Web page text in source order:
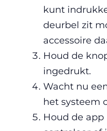
kunt
deurbel zit
accessoire
Houd de
ingedrukt.
Wacht nu
het systeem
Houd de